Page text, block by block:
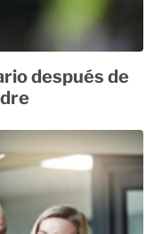
después de